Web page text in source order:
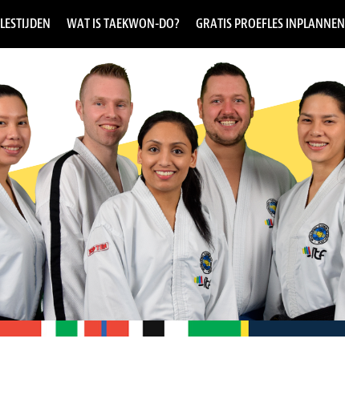
LESTIJDEN WAT IS TAEKWON-DO? GRATIS PROEFLES INPLANNEN